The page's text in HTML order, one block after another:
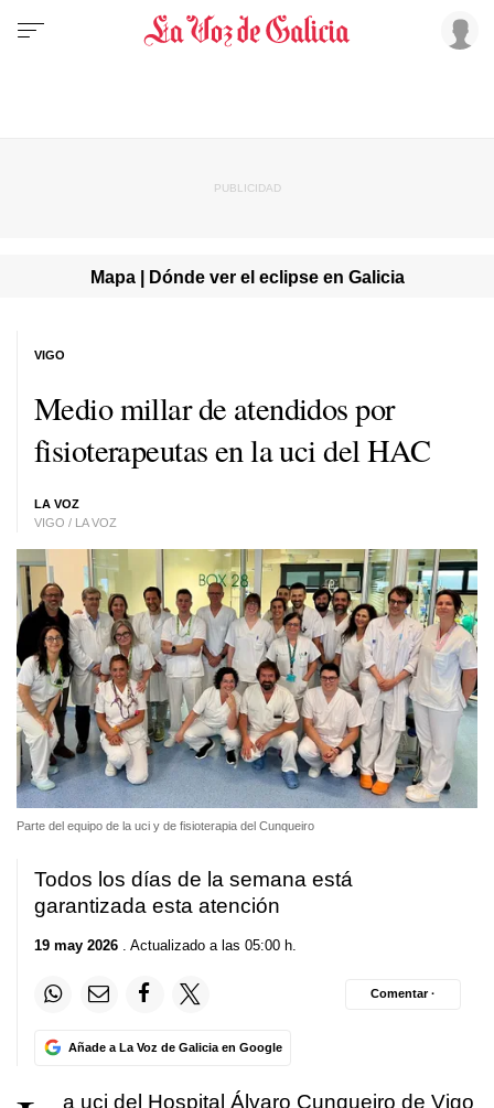
Mapa | Dónde ver el eclipse en Galicia
Medio millar de atendidos por
fisioterapeutas en la uci del HAC
LA VOZ
VIGO / LA VOZ
VIGO
Parte del equipo de la uci y de fisioterapia del Cunqueiro
Todos los días de la semana está
garantizada esta atención
19 may 2026 . Actualizado a las 05:00 h.
Añade a La Voz de Galicia en Google
Comentar ·
a uci del Hospital Álvaro Cunqueiro de Vigo